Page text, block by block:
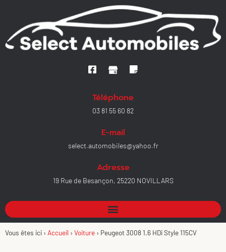
Téléphone
03 81 55 60 82
E-mail
select.automobiles@yahoo.fr
Adresse
19 Rue de Besançon, 25220 NOVILLARS
Vous êtes ici › Accueil › Voiture › Peugeot 3008 1.6 HDi Style 115CV